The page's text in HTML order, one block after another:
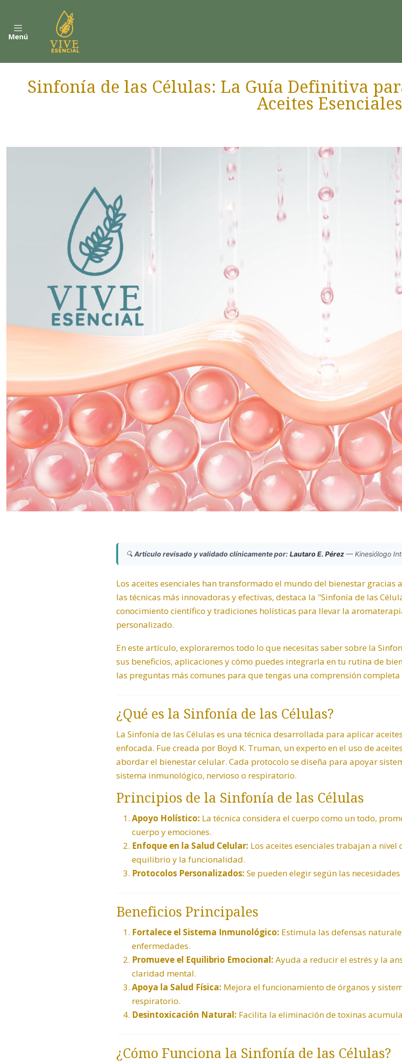
Menú
Sinfonía de las Células: La Guía Definitiva
Aceites Esenciales
🔍 Artículo revisado y validado clínicamente por: Lautaro E. Pérez—Kinesiólogo
Los aceites esenciales han transformado el mundo del bienestar gracias
las técnicas más innovadoras y efectivas, destaca la "Sinfonía de las
conocimiento científico y tradiciones holísticas para llevar la
personalizado.
En este artículo, exploraremos todo lo que necesitas saber sobre la
sus beneficios, aplicaciones y cómo puedes integrarla en tu rutina de
las preguntas más comunes para que tengas una comprensión
¿Qué es la Sinfonía de las Células?
La Sinfonía de las Células es una técnica desarrollada para aplicar
enfocada. Fue creada por Boyd K. Truman, un experto en el uso de
abordar el bienestar celular. Cada protocolo se diseña para apoyar
sistema inmunológico, nervioso o respiratorio.
Principios de la Sinfonía de las Células
Apoyo Holístico: La técnica considera el cuerpo como un todo,
cuerpo y emociones.
Enfoque en la Salud Celular: Los aceites esenciales trabajan a
equilibrio y la funcionalidad.
Protocolos Personalizados: Se pueden elegir según las
Beneficios Principales
Fortalece el Sistema Inmunológico: Estimula las defensas
enfermedades.
Promueve el Equilibrio Emocional: Ayuda a reducir el estrés y la
claridad mental.
Apoya la Salud Física: Mejora el funcionamiento de órganos y
respiratorio.
Desintoxicación Natural: Facilita la eliminación de toxinas
¿Cómo Funciona la Sinfonía de las Células?